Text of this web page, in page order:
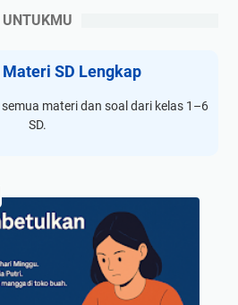
UNTUKMU
SD Lengkap
materi dan soal dari kelas 1–6
SD.